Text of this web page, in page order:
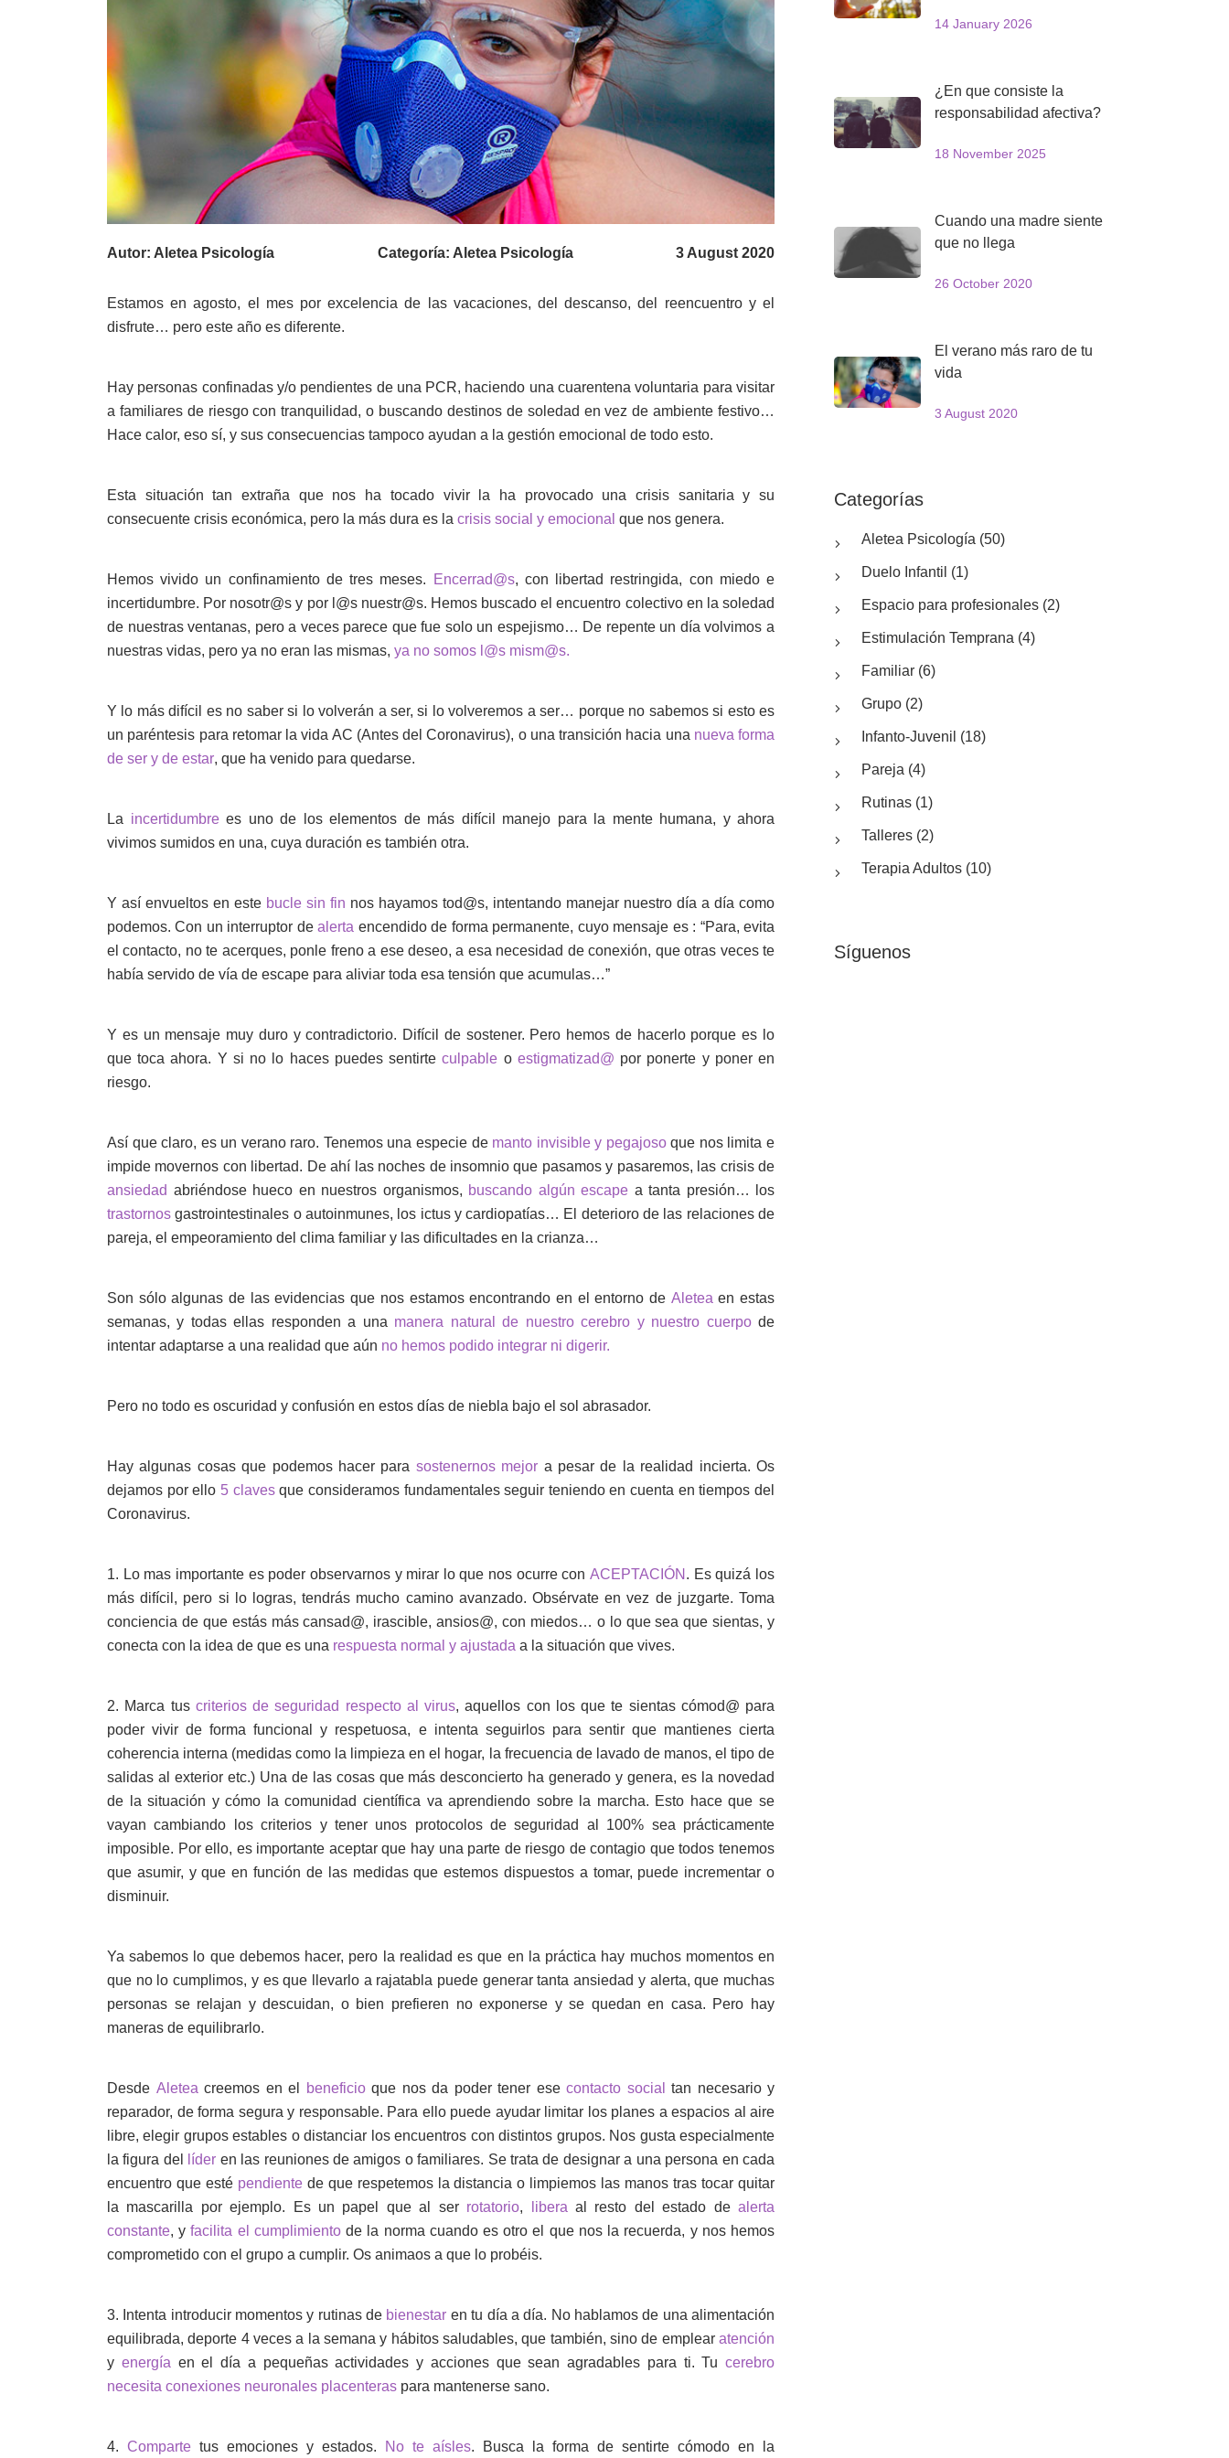
Autor: Aletea Psicología Categoría: Aletea Psicología 3 August 2020
Estamos en agosto, el mes por excelencia de las vacaciones, del descanso, del reencuentro y el
disfrute… pero este año es diferente.
Hay personas confinadas y/o pendientes de una PCR, haciendo una cuarentena voluntaria para visitar
a familiares de riesgo con tranquilidad, o buscando destinos de soledad en vez de ambiente festivo…
Hace calor, eso sí, y sus consecuencias tampoco ayudan a la gestión emocional de todo esto.
Esta situación tan extraña que nos ha tocado vivir la ha provocado una crisis sanitaria y su
consecuente crisis económica, pero la más dura es la crisis social y emocional que nos genera.
Hemos vivido un confinamiento de tres meses. Encerrad@s, con libertad restringida, con miedo e
incertidumbre. Por nosotr@s y por l@s nuestr@s. Hemos buscado el encuentro colectivo en la soledad
de nuestras ventanas, pero a veces parece que fue solo un espejismo… De repente un día volvimos a
nuestras vidas, pero ya no eran las mismas, ya no somos l@s mism@s.
Y lo más difícil es no saber si lo volverán a ser, si lo volveremos a ser… porque no sabemos si esto es
un paréntesis para retomar la vida AC (Antes del Coronavirus), o una transición hacia una nueva forma
de ser y de estar, que ha venido para quedarse.
La incertidumbrees uno de los elementos de más difícil manejo para la mente humana, y ahora
vivimos sumidos en una, cuya duración es también otra.
Y así envueltos en este bucle sin fin nos hayamos tod@s, intentando manejar nuestro día a día como
podemos. Con un interruptor dealerta encendido de forma permanente, cuyo mensaje es : “Para, evita
el contacto, no te acerques, ponle freno a ese deseo, a esa necesidad de conexión, que otras veces te
había servido de vía de escape para aliviar toda esa tensión que acumulas…”
Y es un mensaje muy duro y contradictorio. Difícil de sostener. Pero hemos de hacerlo porque es lo
que toca ahora. Y si no lo haces puedes sentirteculpable o estigmatizad@ por ponerte y poner en
riesgo.
Así que claro, es un verano raro. Tenemos una especie de manto invisible y pegajosoque nos limita e
impide movernos con libertad. De ahí las noches de insomnio que pasamos y pasaremos, las crisis de
ansiedad abriéndose hueco en nuestros organismos, buscando algún escape a tanta presión… los
trastornos gastrointestinales o autoinmunes, los ictus y cardiopatías… El deterioro de las relaciones de
pareja, el empeoramiento del clima familiar y las dificultades en la crianza…
Son sólo algunas de las evidencias que nos estamos encontrando en el entorno de Aletea en estas
semanas, y todas ellas responden a una manera natural de nuestro cerebro y nuestro cuerpode
intentar adaptarse a una realidad que aún no hemos podido integrar ni digerir.
Pero no todo es oscuridad y confusión en estos días de niebla bajo el sol abrasador.
Hay algunas cosas que podemos hacer para sostenernos mejor a pesar de la realidad incierta. Os
dejamos por ello 5 clavesque consideramos fundamentales seguir teniendo en cuenta en tiempos del
Coronavirus.
1. Lo mas importante es poder observarnos y mirar lo que nos ocurre conACEPTACIÓN . Es quizá los
más difícil, pero si lo logras, tendrás mucho camino avanzado. Obsérvate en vez de juzgarte. Toma
conciencia de que estás más cansad@, irascible, ansios@, con miedos… o lo que sea que sientas, y
conecta con la idea de que es una respuesta normal y ajustada a la situación que vives.
2. Marca tus criterios de seguridad respecto al virus, aquellos con los que te sientas cómod@ para
poder vivir de forma funcional y respetuosa, e intenta seguirlos para sentir que mantienes cierta
coherencia interna (medidas como la limpieza en el hogar, la frecuencia de lavado de manos, el tipo de
salidas al exterior etc.) Una de las cosas que más desconcierto ha generado y genera, es la novedad
de la situación y cómo la comunidad científica va aprendiendo sobre la marcha. Esto hace que se
vayan cambiando los criterios y tener unos protocolos de seguridad al 100% sea prácticamente
imposible. Por ello, es importante aceptar que hay una parte de riesgo de contagio que todos tenemos
que asumir, y que en función de las medidas que estemos dispuestos a tomar, puede incrementar o
disminuir.
Ya sabemos lo que debemos hacer, pero la realidad es que en la práctica hay muchos momentos en
que no lo cumplimos, y es que llevarlo a rajatabla puede generar tanta ansiedad y alerta, que muchas
personas se relajan y descuidan, o bien prefieren no exponerse y se quedan en casa. Pero hay
maneras de equilibrarlo.
Desde Aletea creemos en el beneficioque nos da poder tener ese contacto social
tan necesario y
reparador, de forma segura y responsable. Para ello puede ayudar limitar los planes a espacios al aire
libre, elegir grupos estables o distanciar los encuentros con distintos grupos. Nos gusta especialmente
la figura del
líder en las reuniones de amigos o familiares. Se trata de designar a una persona en cada
encuentro que esté pendientede que respetemos la distancia o limpiemos las manos tras tocar quitar
la mascarilla por ejemplo. Es un papel que al ser rotatorio, libera al resto del estado dealerta
constante, yfacilita el cumplimientode la norma cuando es otro el que nos la recuerda, y nos hemos
comprometido con el grupo a cumplir. Os animaos a que lo probéis.
3. Intenta introducir momentos y rutinas de bienestar en tu día a día. No hablamos de una alimentación
equilibrada, deporte 4 veces a la semana y hábitos saludables, que también, sino de emplear atención
y energía en el día a pequeñas actividades y acciones que sean agradables para ti. Tu cerebro
necesita conexiones neuronales placenteras para mantenerse sano.
4. Comparte tus emociones y estados. No te aísles. Busca la forma de sentirte cómodo en la
14 January 2026
¿En que consiste la
responsabilidad afectiva?
18 November 2025
Cuando una madre siente
que no llega
26 October 2020
El verano más raro de tu
vida
3 August 2020
Categorías
Aletea Psicología (50)
Duelo Infantil (1)
Espacio para profesionales (2)
Estimulación Temprana (4)
Familiar (6)
Grupo (2)
Infanto-Juvenil (18)
Pareja (4)
Rutinas (1)
Talleres (2)
Terapia Adultos (10)
Síguenos